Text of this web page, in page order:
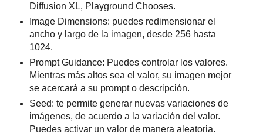
Diffusion XL, Playground Chooses.
Image Dimensions: puedes redimensionar el
ancho y largo de la imagen, desde 256 hasta
1024.
Prompt Guidance: Puedes controlar los valores.
Mientras más altos sea el valor, su imagen mejor
se acercará a su prompt o descripción.
Seed: te permite generar nuevas variaciones de
imágenes, de acuerdo a la variación del valor.
Puedes activar un valor de manera aleatoria.